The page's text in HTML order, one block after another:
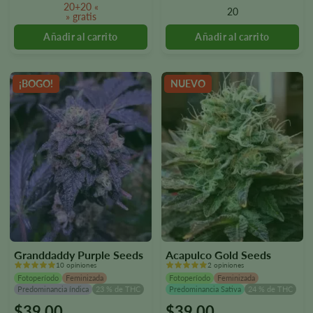
20+20 «
» gratis
seleccionar
la
página
del
producto.
20
seleccionar
la
página
producto.
¡BOGO!
Granddaddy Purple Seeds
10 opiniones
Fotoperíodo
Feminizada
Predominancia índica
23 % de THC
Este
NUEVO
Acapulco Gold Seeds
2 opiniones
Fotoperíodo
Feminizada
Predominancia Sativa
24 % de THC
Este